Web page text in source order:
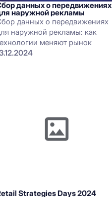
данных о передвижениях
наружной рекламы
данных о передвижениях
наружной рекламы: как
меняют рынок
Strategies Days 2024